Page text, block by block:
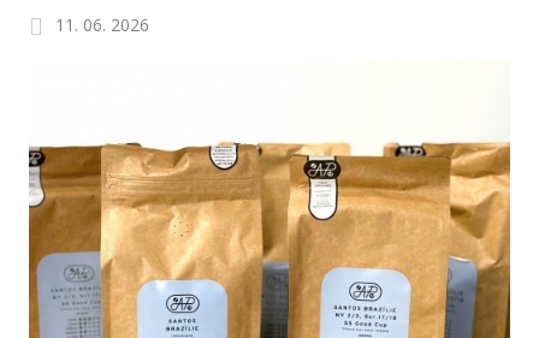
11. 06. 2026